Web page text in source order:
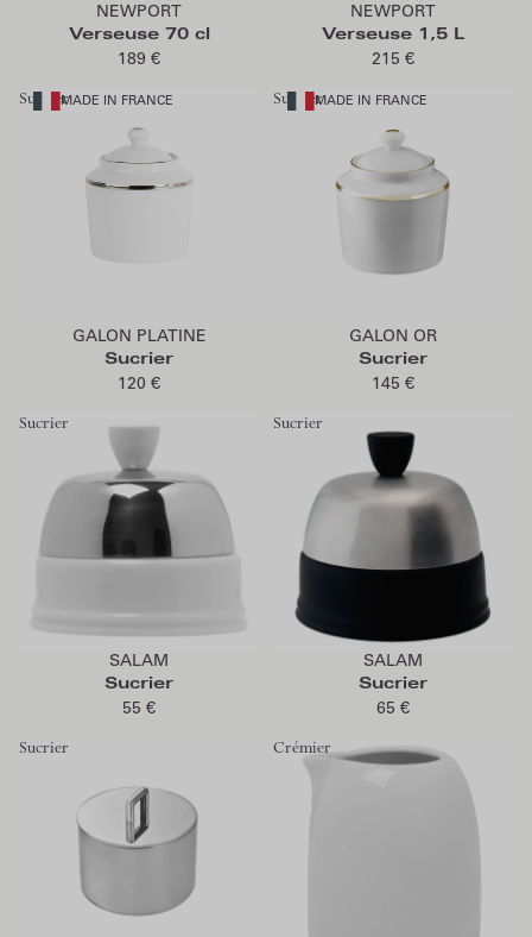
NEWPORT
Verseuse 70 cl
189 €
NEWPORT
Verseuse 1,5 L
215 €
SucrierMADE IN FRANCE
GALON PLATINE
Sucrier
120 €
SucrierMADE IN FRANCE
GALON OR
Sucrier
145 €
Sucrier
Ajouter au panier
SALAM
Sucrier
55 €
Sucrier
Ajouter au panier
SALAM
Sucrier
65 €
Sucrier Crémier